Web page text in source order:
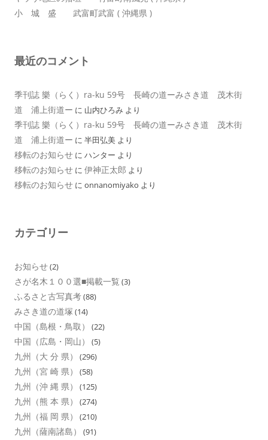
小 城 盛 武富町武富 ( 沖縄県 )
最近のコメント
季刊誌 樂（らく）ra-ku 59号 長崎の道ーみさき道 茂木街
道 浦上街道ー に 山内ひろみ より
季刊誌 樂（らく）ra-ku 59号 長崎の道ーみさき道 茂木街
道 浦上街道ー に 半田弘美 より
移転のお知らせ に ハンター より
移転のお知らせ に 伊神正太郎 より
移転のお知らせ に onnanomiyako より
カテゴリー
お知らせ(2)
さが名木１００選■掲載一覧 (3)
ふるさと古写真考(88)
みさき道の道塚 (14)
中国（島根・鳥取） (22)
中国（広島・岡山） (5)
九州（大 分 県） (296)
九州（宮 崎 県） (58)
九州（沖 縄 県） (125)
九州（熊 本 県） (274)
九州（福 岡 県） (210)
九州（薩南諸島） (91)